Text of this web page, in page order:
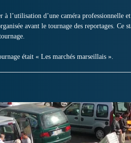
à l’utilisation d’une caméra professionnelle
avant le tournage des reportages. Ce
était « Les marchés marseillais ».